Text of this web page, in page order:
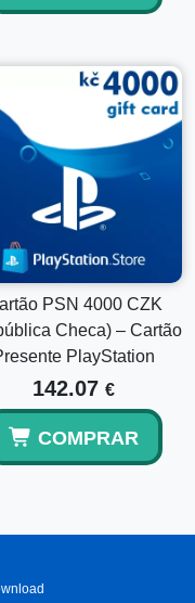
PSN 4000 CZK
Checa) – Cartão
PlayStation
142.07 €
COMPRAR